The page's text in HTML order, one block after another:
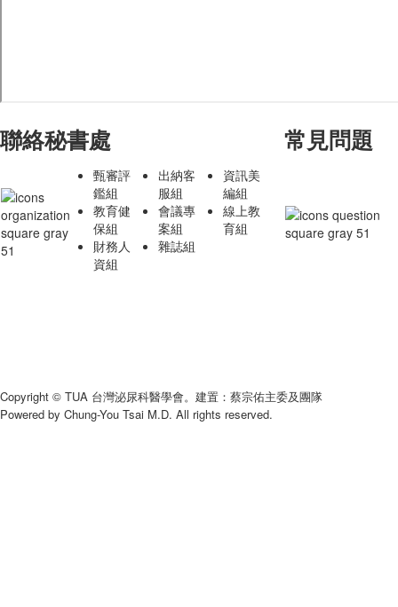
聯絡秘書處
甄審評
鑑組
教育健
保組
財務人
資組
出納客
服組
會議專
案組
雜誌組
資訊美
編組
線上教
育組
常見問題
Copyright © TUA 台灣泌尿科醫學會。建置：蔡宗佑主委及團隊
Powered by Chung-You Tsai M.D. All rights reserved.